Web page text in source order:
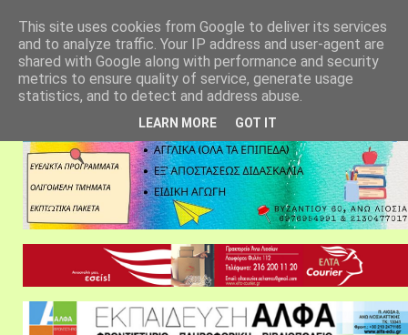
This site uses cookies from Google to deliver its services
and to analyze traffic. Your IP address and user-agent are
shared with Google along with performance and security
metrics to ensure quality of service, generate usage
statistics, and to detect and address abuse.
LEARN MORE GOT IT